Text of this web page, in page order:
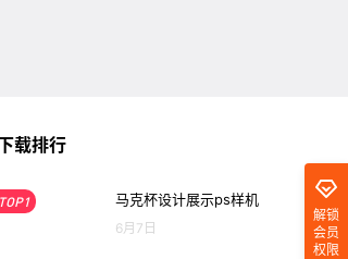
解锁
会员
权限
载排行
TOP1 马克杯设计展示ps样机
6月7日